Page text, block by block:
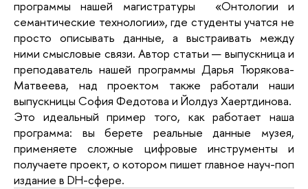
программы нашей магистратуры «Онтологии и
семантические технологии», где студенты учатся не
просто описывать данные, а выстраивать между
ними смысловые связи. Автор статьи — выпускница и
преподаватель нашей программы Дарья Тюрякова-
Матвеева, над проектом также работали наши
выпускницы София Федотова и Йолдуз Хаертдинова.
Это идеальный пример того, как работает наша
программа: вы берете реальные данные музея,
применяете сложные цифровые инструменты и
получаете проект, о котором пишет главное науч-поп
издание в DH-сфере.